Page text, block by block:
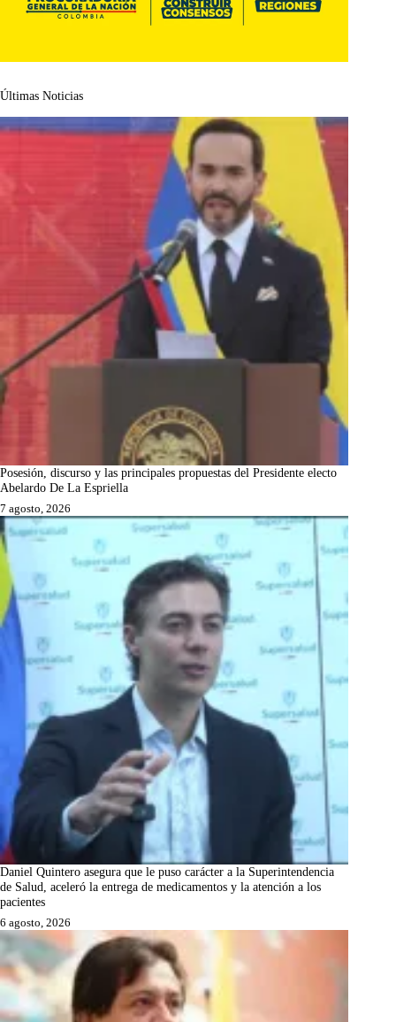
Últimas Noticias
Posesión, discurso y las principales propuestas del Presidente electo
Abelardo De La Espriella
7 agosto, 2026
Daniel Quintero asegura que le puso carácter a la Superintendencia
de Salud, aceleró la entrega de medicamentos y la atención a los
pacientes
6 agosto, 2026